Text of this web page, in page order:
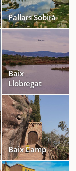
Pallars Sobirà
Baix
Llobregat
Baix Camp